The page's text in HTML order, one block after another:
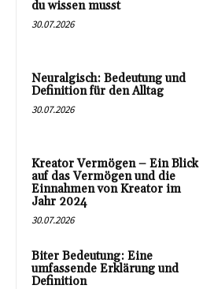
du wissen musst
30.07.2026
Neuralgisch: Bedeutung und
Definition für den Alltag
30.07.2026
Kreator Vermögen – Ein Blick
auf das Vermögen und die
Einnahmen von Kreator im
Jahr 2024
30.07.2026
Biter Bedeutung: Eine
umfassende Erklärung und
Definition